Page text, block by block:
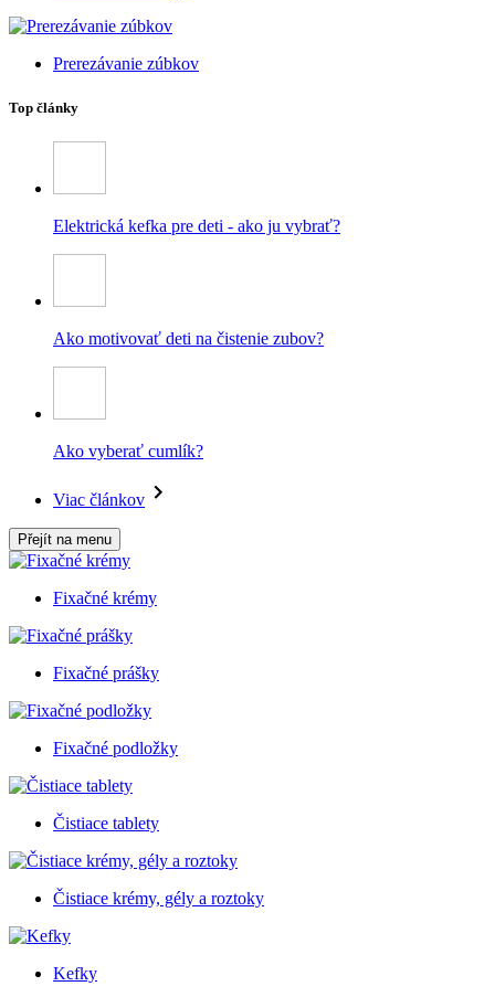
Prerezávanie zúbkov
Top články
Elektrická kefka pre deti - ako ju vybrať?
Ako motivovať deti na čistenie zubov?
Ako vyberať cumlík?
Viac článkov
Přejít na menu
Fixačné krémy
Fixačné prášky
Fixačné podložky
Čistiace tablety
Čistiace krémy, gély a roztoky
Kefky